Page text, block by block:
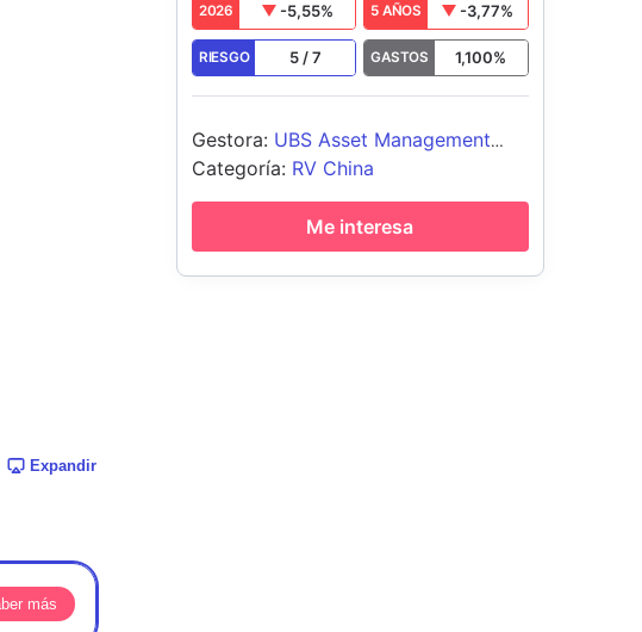
Expandir
más
2026 -5,55% 5 AÑOS -3,77%
RIESGO 5/7 GASTOS 1,100%
Gestora: UBS Asset Management
(Europe) S.A.
Categoría: RV China
Me interesa